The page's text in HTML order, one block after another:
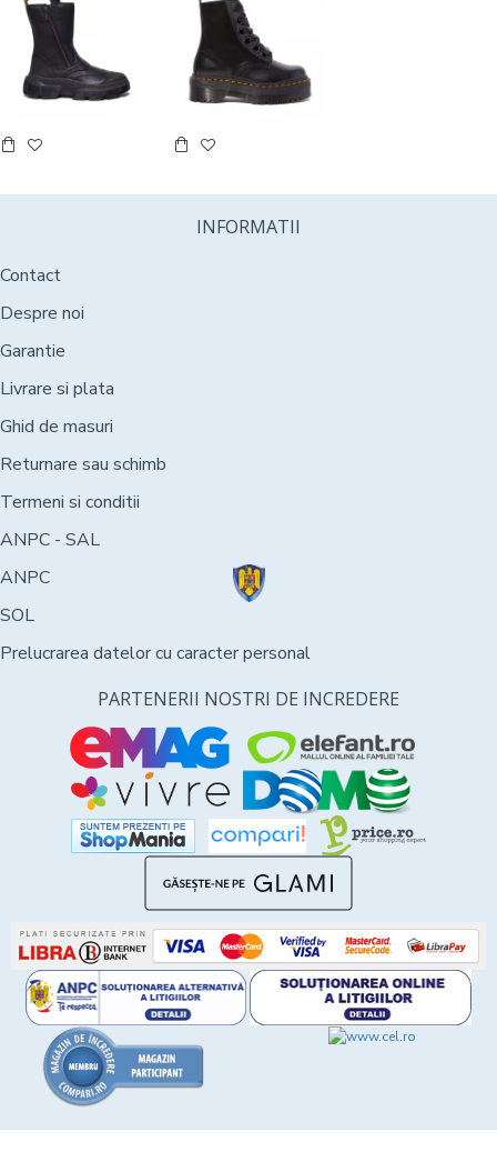
INFORMATII
Contact
Despre noi
Garantie
Livrare si plata
Ghid de masuri
Returnare sau schimb
Termeni si conditii
ANPC - SAL
ANPC
SOL
Prelucrarea datelor cu caracter personal
PARTENERII NOSTRI DE INCREDERE